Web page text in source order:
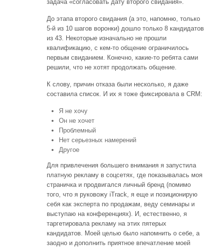
задача «согласовать дату второго свидания».
До этапа второго свидания (а это, напомню, только
5-й из 10 шагов воронки) дошло только 8 кандидатов
из 43. Некоторые изначально не прошли
квалификацию, с кем-то общение ограничилось
первым свиданием. Конечно, какие-то ребята сами
решили, что не хотят продолжать общение.
К слову, причин отказа были несколько, я даже
составила список. И их я тоже фиксировала в CRM:
Я не хочу
Он не хочет
Проблемный
Нет серьезных намерений
Другое
Для привлечения большего внимания я запустила
платную рекламу в соцсетях, где показывалась моя
страничка и продвигался личный бренд (помимо
того, что я руковожу iTrack, я еще и позиционирую
себя как эксперта по продажам, веду семинары и
выступаю на конференциях). И, естественно, я
таргетировала рекламу на этих пятерых
кандидатов. Моей целью было напомнить о себе, а
заодно и дополнить приятное впечатление моей